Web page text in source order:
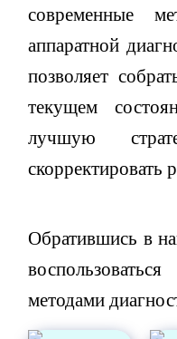
современные
аппаратной
позволяет
текущем
лучшую
скорректировать
Обратившись в
методами